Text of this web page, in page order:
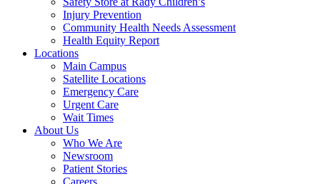
Injury Prevention
Community Health Needs Assessment
Health Equity Report
Locations
Main Campus
Satellite Locations
Emergency Care
Urgent Care
Wait Times
About Us
Who We Are
Newsroom
Patient Stories
Careers